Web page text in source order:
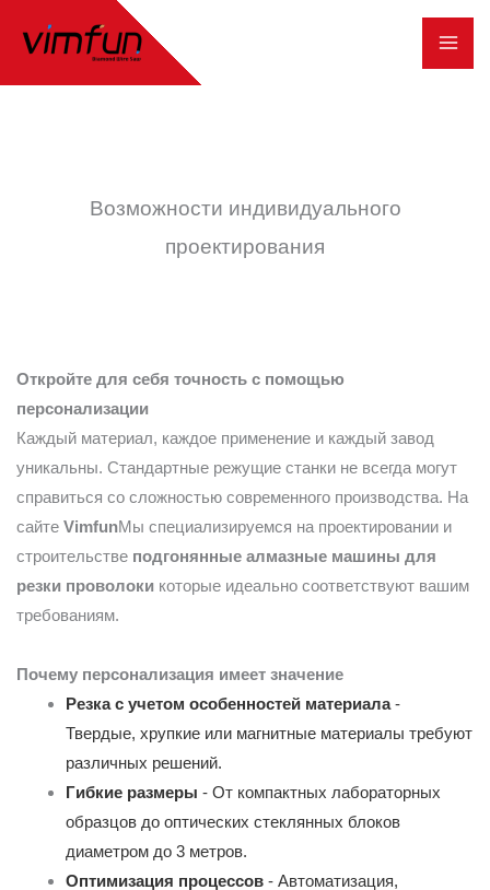
Возможности индивидуального
проектирования
Откройте для себя точность с помощью
персонализации
Каждый материал, каждое применение и каждый завод
уникальны. Стандартные режущие станки не всегда могут
справиться со сложностью современного производства. На
сайте VimfunМы специализируемся на проектировании и
строительстве подгонянные алмазные машины для
резки проволоки которые идеально соответствуют вашим
требованиям.
Почему персонализация имеет значение
Резка с учетом особенностей материала-
Твердые, хрупкие или магнитные материалы требуют
различных решений.
Гибкие размеры - От компактных лабораторных
образцов до оптических стеклянных блоков
диаметром до 3 метров.
Оптимизация процессов - Автоматизация,